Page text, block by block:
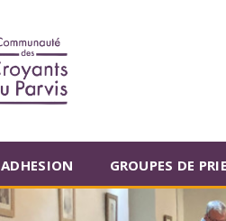
ADHESION GROUPES DE